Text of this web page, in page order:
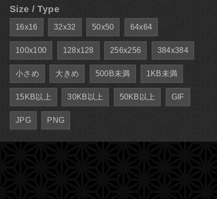
Size / Type
16x16 32x32 50x50 64x64
100x100 128x128 256x256 384x384
小さめ 大きめ 500B未満 1KB未満
15KB以上 30KB以上 50KB以上 GIF
JPG PNG